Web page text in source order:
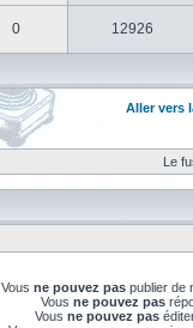
0 12926
Aller vers
Le
Vous ne pouvez pas publier de
Vous ne pouvez pas
Vous ne pouvez pas